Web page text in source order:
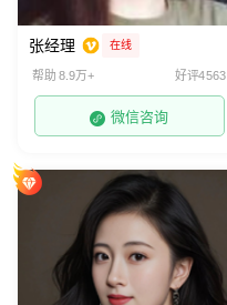
张经理 在线
帮助 8.9万+ 好评4563
微信咨询